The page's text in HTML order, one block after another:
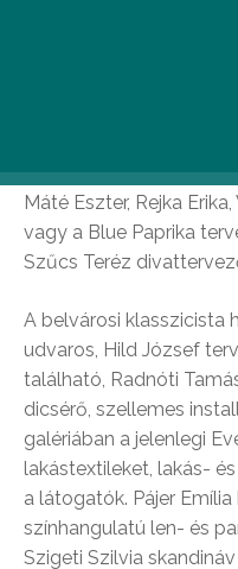
Gera Noémi, Király
Máté Eszter, Rejka
vagy a Blue Paprika
Szűcs Teréz
A belvárosi klasszicista
udvaros, Hild József
található, Radnóti
dicsérő, szellemes
galériában a jelenlegi
lakástextileket, lakás-
a látogatók. Pájer
színhangulatú len- és
Szigeti Szilvia